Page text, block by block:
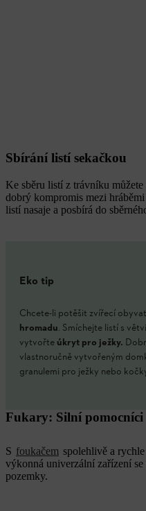
Sbírání listí sekačkou
Ke sběru listí z trávníku
dobrý kompromis mezi
listí nasaje a posbírá do
Eko tip
Chcete-li potěšit zvířecí
hromadu. Smíchejte listí s
vytvořte úkryt pro ježky.
vlastnoručně vytvořeným
granulemi pro ježky nebo
Fukary: Silní pomocníci
S foukačem spolehlivě a
výkonná univerzální zařízení
pozemky.